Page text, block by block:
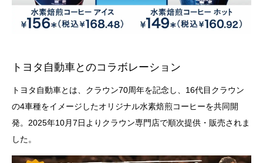
トヨタ自動車とのコラボレーション
トヨタ自動車とは、クラウン70周年を記念し、16代目クラウン
の4車種をイメージしたオリジナル水素焙煎コーヒーを共同開
発。2025年10月7日よりクラウン専門店で順次提供・販売されま
した。